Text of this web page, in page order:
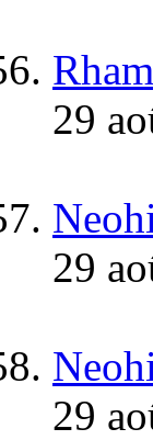
29
29
29